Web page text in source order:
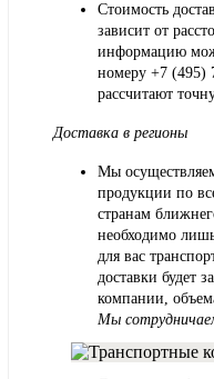
Стоимость
зависит от
информацию
номеру +7 (495)
рассчитают
Доставка в регионы
Мы
продукции по
странам
необходимо
для вас
доставки будет
компании,
Мы